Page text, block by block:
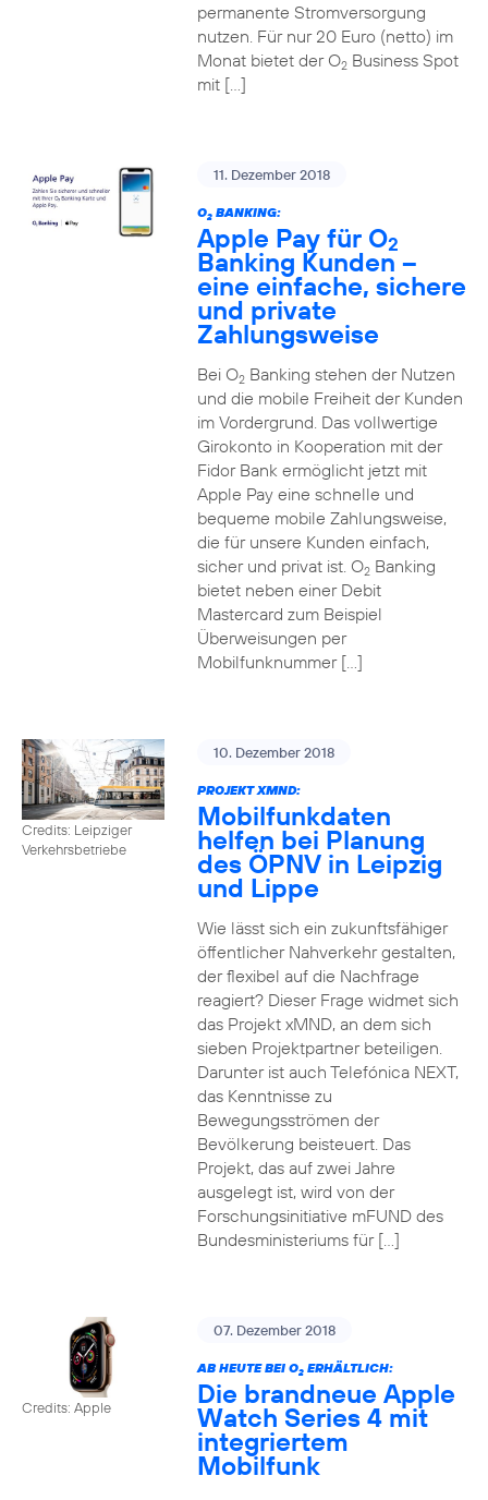
permanente Stromversorgung
nutzen. Für nur 20 Euro (netto) im
Monat bietet der O2Business Spot
mit […]
11. Dezember 2018
O2BANKING:
Apple Pay für O2
Banking Kunden –
eine einfache, sichere
und private
Zahlungsweise
Bei O2Banking stehen der Nutzen
und die mobile Freiheit der Kunden
im Vordergrund. Das vollwertige
Girokonto in Kooperation mit der
Fidor Bank ermöglicht jetzt mit
Apple Pay eine schnelle und
bequeme mobile Zahlungsweise,
die für unsere Kunden einfach,
sicher und privat ist. O2Banking
bietet neben einer Debit
Mastercard zum Beispiel
Überweisungen per
Mobilfunknummer […]
Credits: Leipziger
Verkehrsbetriebe
10. Dezember 2018
PROJEKT XMND:
Mobilfunkdaten
helfen bei Planung
des ÖPNV in Leipzig
und Lippe
Wie lässt sich ein zukunftsfähiger
öffentlicher Nahverkehr gestalten,
der flexibel auf die Nachfrage
reagiert? Dieser Frage widmet sich
das Projekt xMND, an dem sich
sieben Projektpartner beteiligen.
Darunter ist auch Telefónica NEXT,
das Kenntnisse zu
Bewegungsströmen der
Bevölkerung beisteuert. Das
Projekt, das auf zwei Jahre
ausgelegt ist, wird von der
Forschungsinitiative mFUND des
Bundesministeriums für […]
Credits: Apple
07. Dezember 2018
AB HEUTE BEI O2ERHÄLTLICH:
Die brandneue Apple
Watch Series 4 mit
integriertem
Mobilfunk